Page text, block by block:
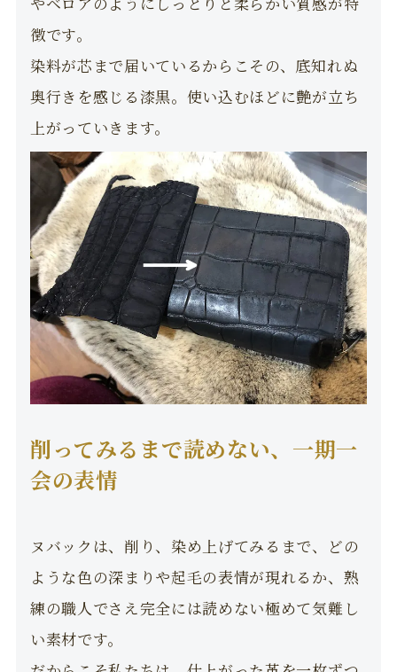
徴です。
染料が芯まで届いているからこその、底知れぬ
奥行きを感じる漆黒。使い込むほどに艶が立ち
上がっていきます。
削ってみるまで読めない、一期一
会の表情
ヌバックは、削り、染め上げてみるまで、どの
ような色の深まりや起毛の表情が現れるか、熟
練の職人でさえ完全には読めない極めて気難し
い素材です。